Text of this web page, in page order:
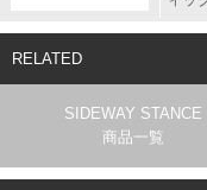
RELATED
SIDEWAY STANCE
商品一覧